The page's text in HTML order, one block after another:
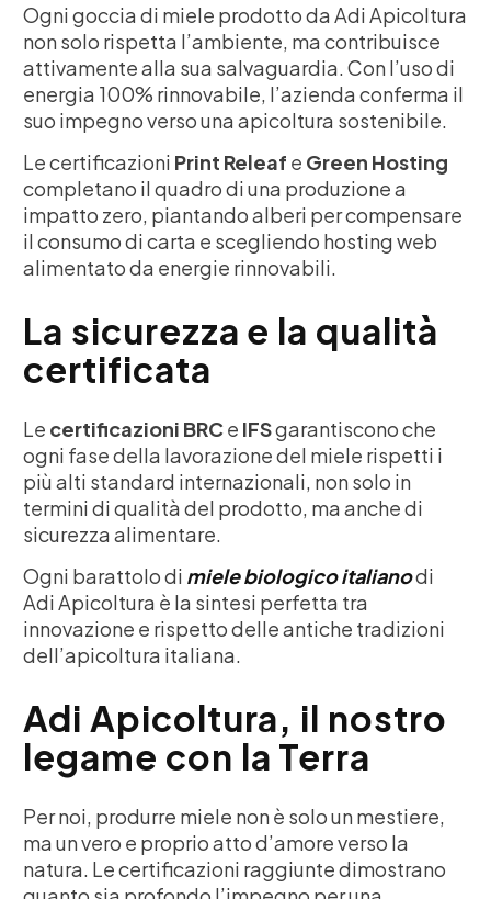
Ogni goccia di miele prodotto da Adi Apicoltura
non solo rispetta l’ambiente, ma contribuisce
attivamente alla sua salvaguardia. Con l’uso di
energia 100% rinnovabile, l’azienda conferma il
suo impegno verso una apicoltura sostenibile.
Le certificazioni Print Releaf e Green Hosting
completano il quadro di una produzione a
impatto zero, piantando alberi per compensare
il consumo di carta e scegliendo hosting web
alimentato da energie rinnovabili.
La sicurezza e la qualità
certificata
Le certificazioni BRCe IFSgarantiscono che
ogni fase della lavorazione del miele rispetti i
più alti standard internazionali, non solo in
termini di qualità del prodotto, ma anche di
sicurezza alimentare.
Ogni barattolo di miele biologico italianodi
Adi Apicoltura è la sintesi perfetta tra
innovazione e rispetto delle antiche tradizioni
dell’apicoltura italiana.
Adi Apicoltura, il nostro
legame con la Terra
Per noi, produrre miele non è solo un mestiere,
ma un vero e proprio atto d’amore verso la
natura. Le certificazioni raggiunte dimostrano